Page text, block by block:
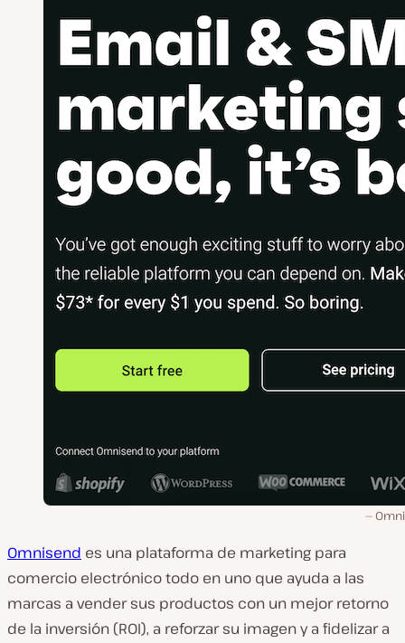
Omnisend es una plataforma de marketing para
comercio electrónico todo en uno que ayuda a las
marcas a vender sus productos con un mejor retorno
de la inversión (ROI), a reforzar su imagen y a fidelizar a